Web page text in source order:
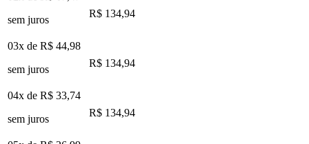
sem juros
R$ 134,94
03x de R$ 44,98
sem juros
R$ 134,94
04x de R$ 33,74
sem juros
R$ 134,94